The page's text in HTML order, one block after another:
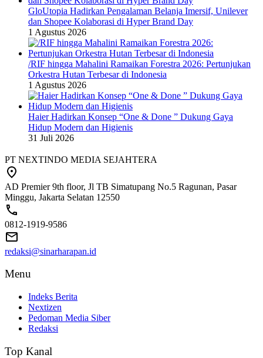
GloUtopia Hadirkan Pengalaman Belanja Imersif, Unilever
dan Shopee Kolaborasi di Hyper Brand Day
1 Agustus 2026
/RIF hingga Mahalini Ramaikan Forestra 2026: Pertunjukan
Orkestra Hutan Terbesar di Indonesia
1 Agustus 2026
Haier Hadirkan Konsep “One & Done ” Dukung Gaya
Hidup Modern dan Higienis
31 Juli 2026
PT NEXTINDO MEDIA SEJAHTERA
AD Premier 9th floor, Jl TB Simatupang No.5 Ragunan, Pasar
Minggu, Jakarta Selatan 12550
0812-1919-9586
redaksi@sinarharapan.id
Menu
Indeks Berita
Nextizen
Pedoman Media Siber
Redaksi
Top Kanal